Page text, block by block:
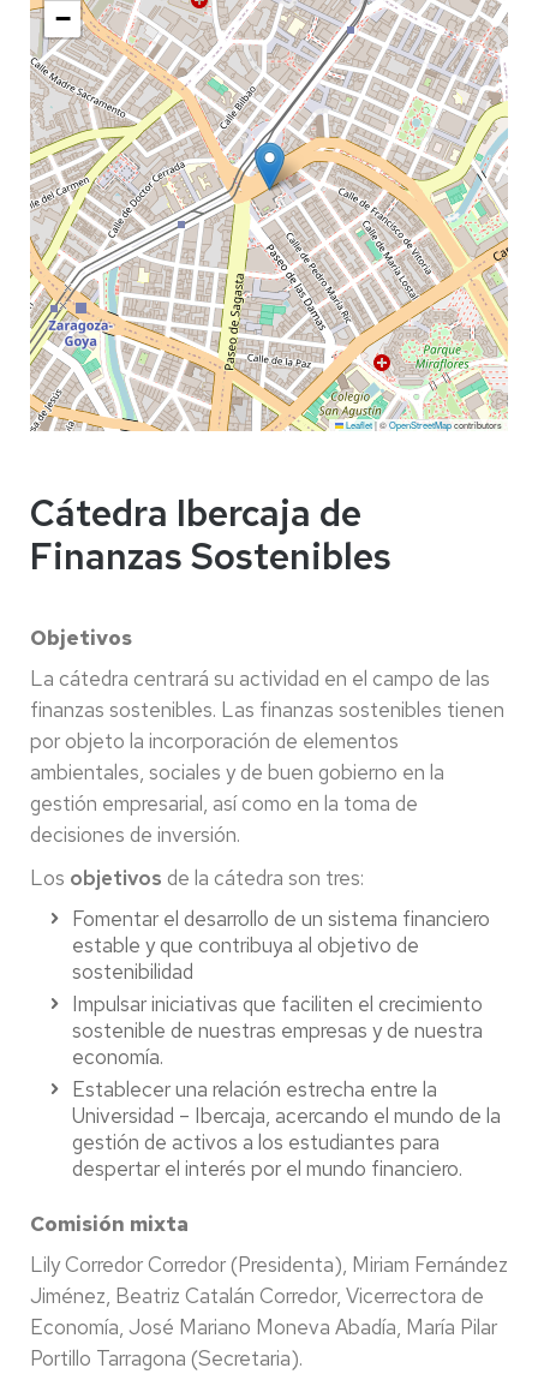
−
Leaflet|©OpenStreetMapcontributors
Cátedra Ibercaja de
Finanzas Sostenibles
Objetivos
La cátedra centrará su actividad en el campo de las
finanzas sostenibles. Las finanzas sostenibles tienen
por objeto la incorporación de elementos
ambientales, sociales y de buen gobierno en la
gestión empresarial, así como en la toma de
decisiones de inversión.
Los objetivos de la cátedra son tres:
Fomentar el desarrollo de un sistema financiero
estable y que contribuya al objetivo de
sostenibilidad
Impulsar iniciativas que faciliten el crecimiento
sostenible de nuestras empresas y de nuestra
economía.
Establecer una relación estrecha entre la
Universidad – Ibercaja, acercando el mundo de la
gestión de activos a los estudiantes para
despertar el interés por el mundo financiero.
Comisión mixta
Lily Corredor Corredor (Presidenta), Miriam Fernández
Jiménez, Beatriz Catalán Corredor, Vicerrectora de
Economía, José Mariano Moneva Abadía, María Pilar
Portillo Tarragona (Secretaria).